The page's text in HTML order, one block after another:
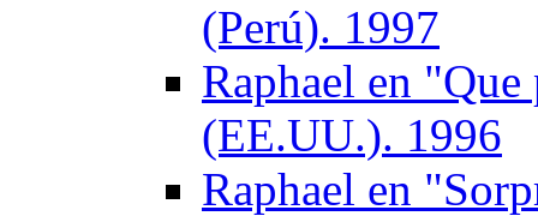
(Perú). 1997
Raphael en
(EE.UU.). 1996
Raphael en